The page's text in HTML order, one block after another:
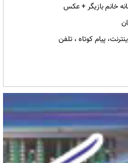
خانم بازیگر + عکس
پیام کوتاه ، تلفن